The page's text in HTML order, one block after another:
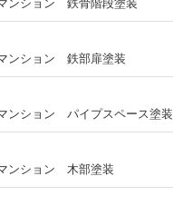
ンション 鉄骨階段塗装
ンション 鉄部扉塗装
ンション パイプスペース塗装
ンション 木部塗装